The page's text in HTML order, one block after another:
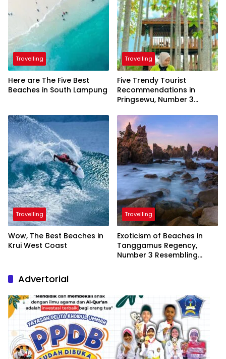
Travelling
Here are The Five Best
Beaches in South Lampung
Travelling
Five Trendy Tourist
Recommendations in
Pringsewu, Number 3
President
Travelling
Wow, The Best Beaches in
Krui West Coast
Travelling
Exoticism of Beaches in
Tanggamus Regency,
Number 3 Resembling
Advertorial